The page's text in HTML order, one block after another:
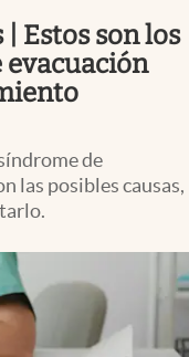
Estos son los
evacuación
de
las posibles causas,